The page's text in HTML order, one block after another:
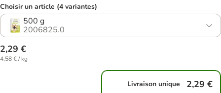
Choisir un article (4 variantes)
500 g
2006825.0
2,29 €
4,58 € / kg
Livraison unique 2,29 €